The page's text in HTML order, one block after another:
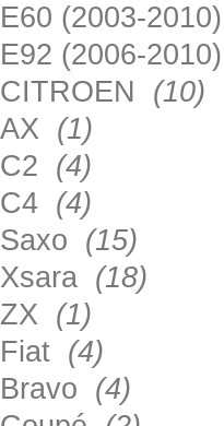
E60 (2003-2010)
E92 (2006-2010)
CITROEN (10)
AX (1)
C2 (4)
C4 (4)
Saxo (15)
Xsara (18)
ZX (1)
Fiat (4)
Bravo (4)